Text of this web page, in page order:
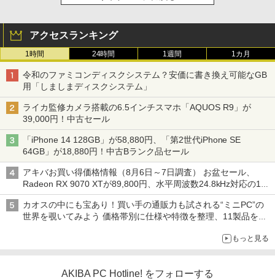
アクセスランキング
1時間 24時間 1週間 1カ月
令和のファミコンディスクシステム？安価に書き換え可能なGB
用「しましまディスクシステム」
ライカ監修カメラ搭載の6.5インチスマホ「AQUOS R9」が
39,000円！中古セール
「iPhone 14 128GB」が58,880円、「第2世代iPhone SE
64GB」が18,880円！中古Bランク品セール
アキバお買い得価格情報（8月6日～7日調査） お盆セール、
Radeon RX 9070 XTが89,800円、水平周波数24.8kHz対応の17
型モニターが9,801円、暑さ指数連動セール ほか
カオスの中にも宝あり！買い手の通販力も試される“ミニPC”の
世界を覗いてみよう 価格帯別に仕様や特徴を整理、11製品をピ
もっと見る
AKIBA PC Hotline! をフォローする